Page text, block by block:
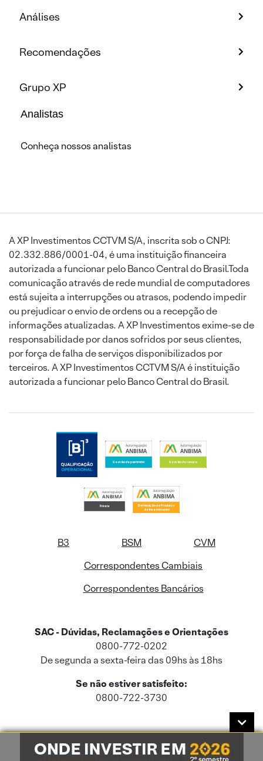
Análises
Recomendações
Grupo XP
Analistas
Conheça nossos analistas
A XP Investimentos CCTVM S/A, inscrita sob o CNPJ:
02.332.886/0001-04, é uma instituição financeira
autorizada a funcionar pelo Banco Central do Brasil.Toda
comunicação através de rede mundial de computadores
está sujeita a interrupções ou atrasos, podendo impedir
ou prejudicar o envio de ordens ou a recepção de
informações atualizadas. A XP Investimentos exime-se de
responsabilidade por danos sofridos por seus clientes,
por força de falha de serviços disponibilizados por
terceiros. A XP Investimentos CCTVM S/A é instituição
autorizada a funcionar pelo Banco Central do Brasil.
B3 BSM
CVM
Correspondentes Cambiais
Correspondentes Bancários
SAC - Dúvidas, Reclamações e Orientações
0800-772-0202
De segunda a sexta-feira das 09hs às 18hs
Se não estiver satisfeito:
0800-722-3730
Este site usa cookies e dados pessoais de acordo com a nossaPolítica de
Cookies
e a nossaPolítica de Privacidade.